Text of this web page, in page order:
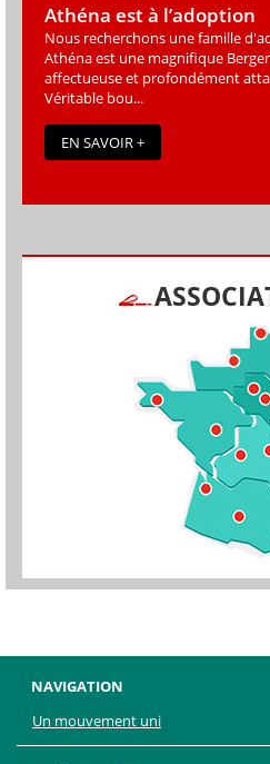
Athéna est à l’adoption
Nous recherchons une famille
Athéna est une magniﬁque
affectueuse et profondément
Véritable bou...
EN SAVOIR +
NAVIGATION
Un mouvement uni